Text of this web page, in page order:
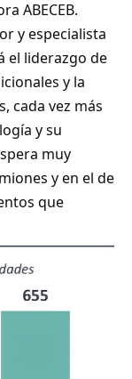
ABECEB.
y especialista
el liderazgo de
y la
cada vez más
y su
muy
y en el de
que